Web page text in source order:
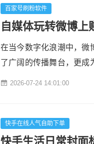
上传视频时设置隐私权限为
百家号刷粉软件
自媒体玩转微博
在当今数字化浪潮中，微
了广阔的传播舞台，更成
## 一、广告合作：品牌与...
2026-07-24 14:01:00
快手在线人气自助下单
快手生活日常封面